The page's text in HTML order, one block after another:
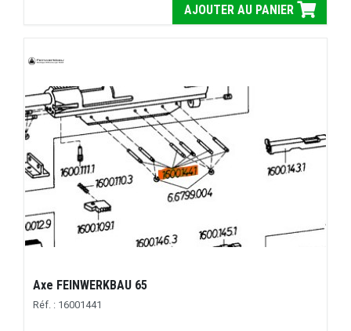
AJOUTER AU PANIER
Axe FEINWERKBAU 65
Réf. : 16001441